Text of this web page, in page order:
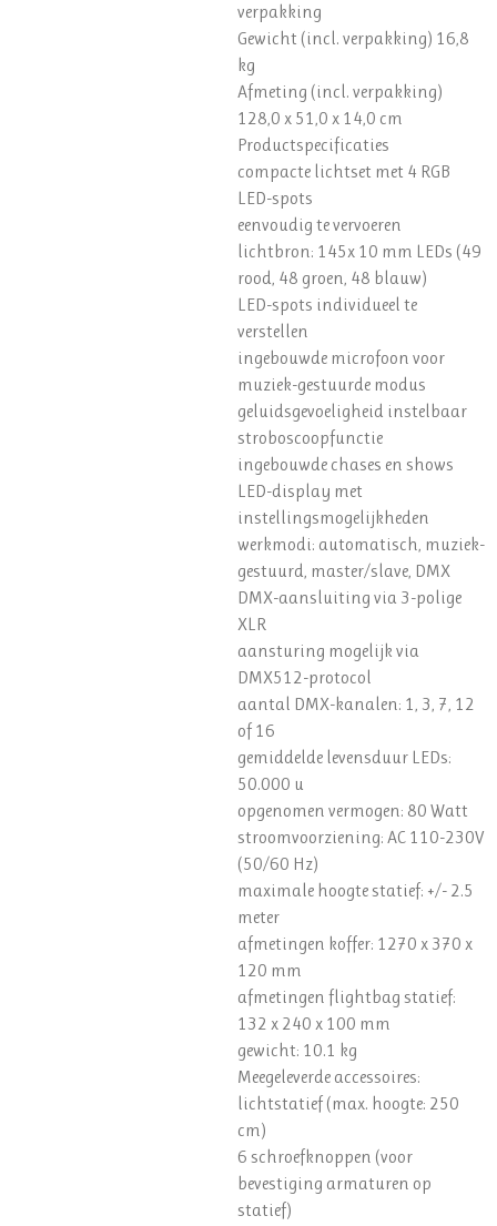
verpakking
Gewicht (incl. verpakking) 16,8
kg
Afmeting (incl. verpakking)
128,0 x 51,0 x 14,0 cm
Productspecificaties
compacte lichtset met 4 RGB
LED-spots
eenvoudig te vervoeren
lichtbron: 145x 10 mm LEDs (49
rood, 48 groen, 48 blauw)
LED-spots individueel te
verstellen
ingebouwde microfoon voor
muziek-gestuurde modus
geluidsgevoeligheid instelbaar
stroboscoopfunctie
ingebouwde chases en shows
LED-display met
instellingsmogelijkheden
werkmodi: automatisch, muziek-
gestuurd, master/slave, DMX
DMX-aansluiting via 3-polige
XLR
aansturing mogelijk via
DMX512-protocol
aantal DMX-kanalen: 1, 3, 7, 12
of 16
gemiddelde levensduur LEDs:
50.000 u
opgenomen vermogen: 80 Watt
stroomvoorziening: AC 110-230V
(50/60 Hz)
maximale hoogte statief: +/- 2.5
meter
afmetingen koffer: 1270 x 370 x
120 mm
afmetingen flightbag statief:
132 x 240 x 100 mm
gewicht: 10.1 kg
Meegeleverde accessoires:
lichtstatief (max. hoogte: 250
cm)
6 schroefknoppen (voor
bevestiging armaturen op
statief)